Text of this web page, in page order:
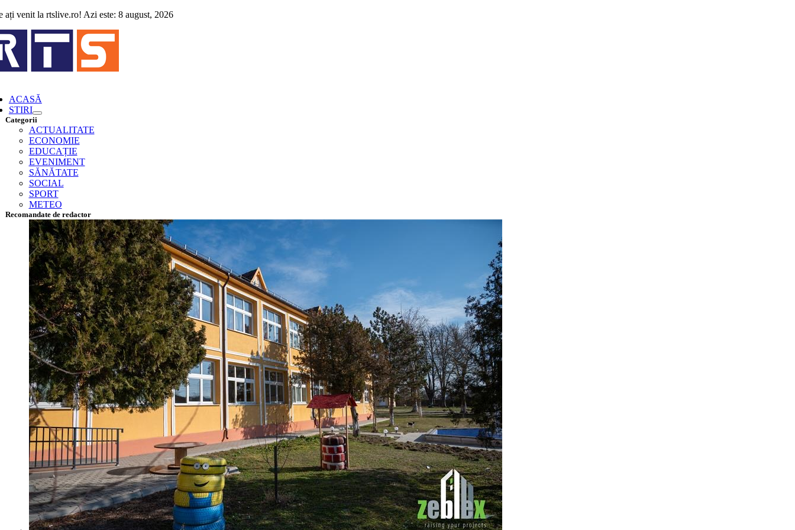
Skip
content
ați venit la rtslive.ro! Azi este: 8 august, 2026
ACASĂ
STIRI
Categorii
ACTUALITATE
ECONOMIE
EDUCAȚIE
EVENIMENT
SĂNĂTATE
SOCIAL
SPORT
METEO
Recomandate de redactor